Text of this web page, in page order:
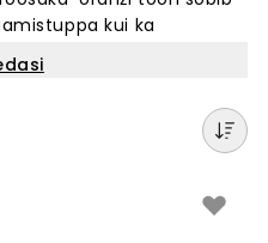
kui ka
rahustava ja
pehmet, kuid
See värv
toone, lisades ruumile
lõhevärvi tapeedid